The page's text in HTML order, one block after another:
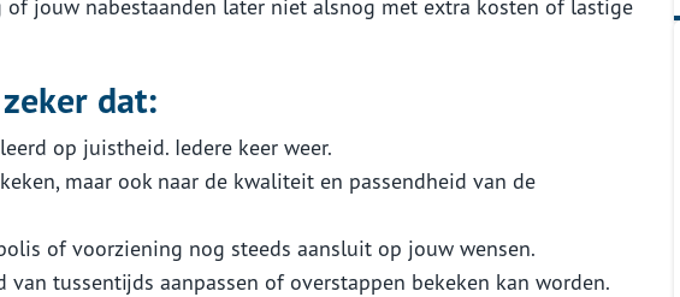
jouw nabestaanden later niet alsnog met extra kosten of lastige
dat:
op juistheid. Iedere keer weer.
maar ook naar de kwaliteit en passendheid van de
of voorziening nog steeds aansluit op jouw wensen.
tussentijds aanpassen of overstappen bekeken kan worden.